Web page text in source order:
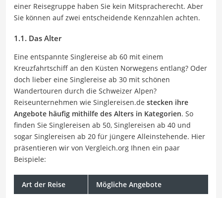
einer Reisegruppe haben Sie kein Mitspracherecht. Aber
Sie können auf zwei entscheidende Kennzahlen achten.
1.1. Das Alter
Eine entspannte Singlereise ab 60 mit einem
Kreuzfahrtschiff an den Küsten Norwegens entlang? Oder
doch lieber eine Singlereise ab 30 mit schönen
Wandertouren durch die Schweizer Alpen?
Reiseunternehmen wie Singlereisen.de stecken ihre
Angebote häufig mithilfe des Alters in Kategorien. So
finden Sie Singlereisen ab 50, Singlereisen ab 40 und
sogar Singlereisen ab 20 für jüngere Alleinstehende. Hier
präsentieren wir von Vergleich.org Ihnen ein paar
Beispiele:
Art der Reise Mögliche Angebote